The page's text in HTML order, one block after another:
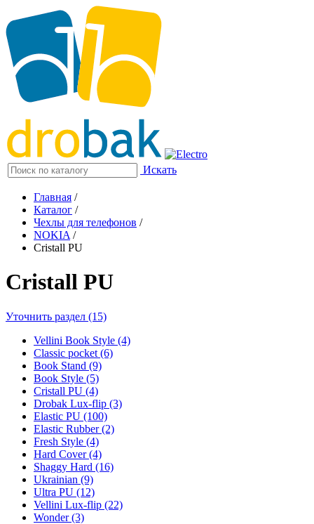
Искать
Главная /
Каталог /
Чехлы для телефонов /
NOKIA /
Cristall PU
Cristall PU
Уточнить раздел (15)
Vellini Book Style (4)
Classic pocket (6)
Book Stand (9)
Book Style (5)
Cristall PU (4)
Drobak Lux-flip (3)
Elastic PU (100)
Elastic Rubber (2)
Fresh Style (4)
Hard Cover (4)
Shaggy Hard (16)
Ukrainian (9)
Ultra PU (12)
Vellini Lux-flip (22)
Wonder (3)